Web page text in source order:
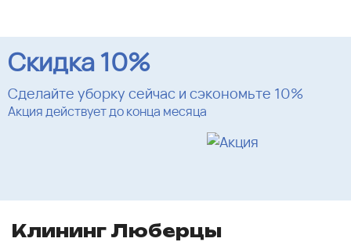
Скидка 10%
Сделайте уборку сейчас и сэкономьте 10%
Акция действует до конца месяца
Клининг Люберцы